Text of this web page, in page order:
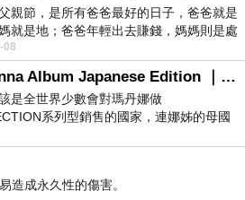
佛羅培茲就這知道這會是一
特高德斯坦因為某種緣故擔
師，一家小型航空公司的首
是沒有任何懸念，彼此之間
的辦公室戀情似乎影響到他
珍妮佛羅培茲是否能繼續擔
影沒有那麼認真談到甚麼女
親節，是所有爸爸最好的日子，爸爸就是
就是地；爸爸年輕出去賺錢，媽媽則是處
職業不分高低貴賤，只有人品才
08
Madonna Album Japanese Edition ｜瑪丹娜專輯們2026年日本版重發系列
是全世界少數會對瑪丹娜做
系列型銷售的國家，連娜姊的母國
對她這樣過，這全拜在他們到現在唱片
造成永久性的傷害。